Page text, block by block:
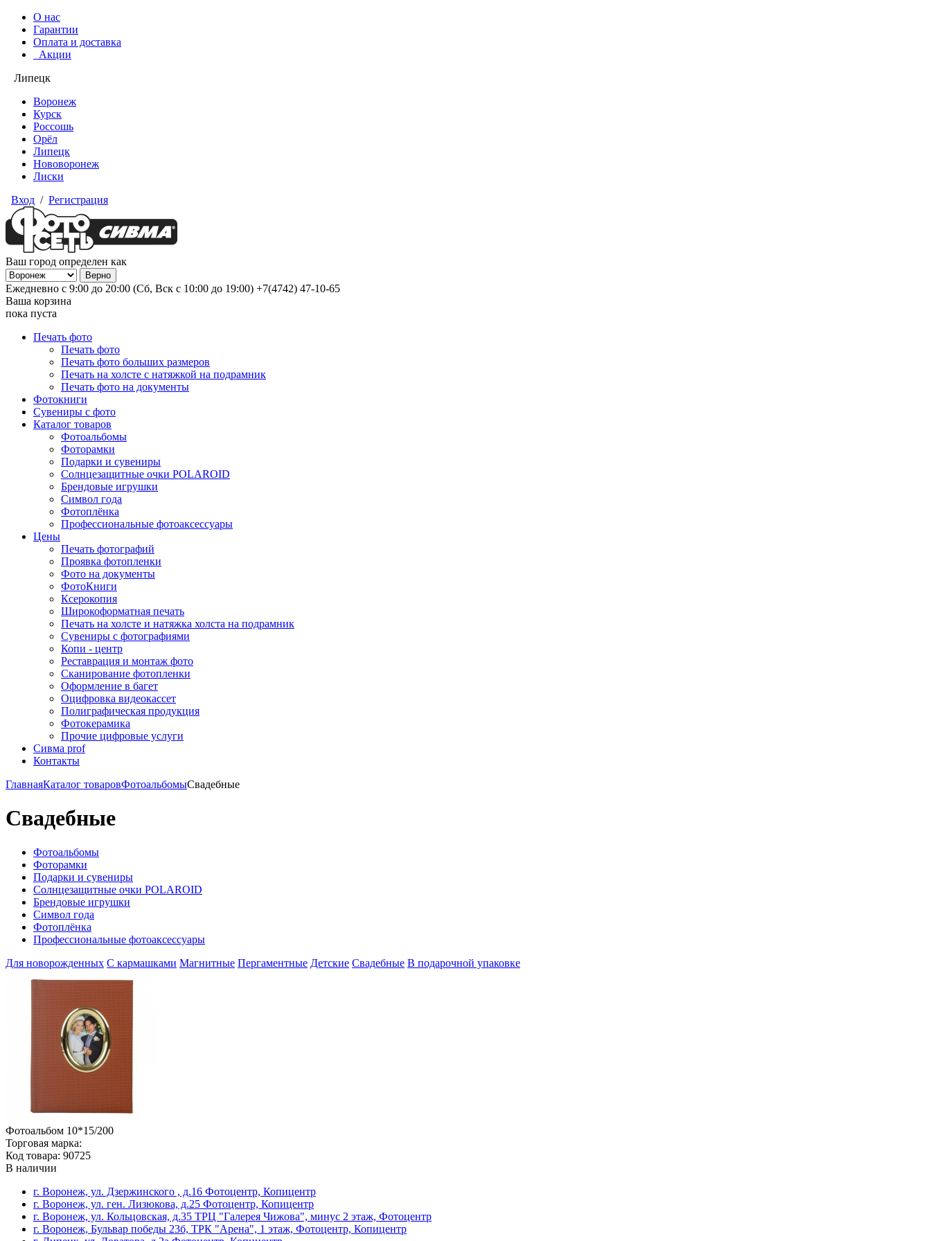
О нас
Гарантии
Оплата и доставка
Акции
Липецк
Воронеж
Курск
Россошь
Орёл
Липецк
Нововоронеж
Лиски
Вход / Регистрация
Ваш город определен как
Ежедневно с 9:00 до 20:00 (Сб, Вск с 10:00 до 19:00) +7(4742) 47-10-65
Ваша корзина
пока пуста
Печать фото
Печать фото
Печать фото больших размеров
Печать на холсте с натяжкой на подрамник
Печать фото на документы
Фотокниги
Сувениры с фото
Каталог товаров
Фотоальбомы
Фоторамки
Подарки и сувениры
Солнцезащитные очки POLAROID
Брендовые игрушки
Символ года
Фотоплёнка
Профессиональные фотоаксессуары
Цены
Печать фотографий
Проявка фотопленки
Фото на документы
ФотоКниги
Ксерокопия
Широкоформатная печать
Печать на холсте и натяжка холста на подрамник
Сувениры с фотографиями
Копи - центр
Реставрация и монтаж фото
Сканирование фотопленки
Оформление в багет
Оцифровка видеокассет
Полиграфическая продукция
Фотокерамика
Прочие цифровые услуги
Сивма prof
Контакты
ГлавнаяКаталог товаровФотоальбомыСвадебные
Свадебные
Фотоальбомы
Фоторамки
Подарки и сувениры
Солнцезащитные очки POLAROID
Брендовые игрушки
Символ года
Фотоплёнка
Профессиональные фотоаксессуары
Для новорожденных С кармашками Магнитные Пергаментные Детские Свадебные В подарочной упаковке
Фотоальбом 10*15/200
Торговая марка:
Код товара: 90725
В наличии
г. Воронеж, ул. Дзержинского , д.16 Фотоцентр, Копицентр
г. Воронеж, ул. ген. Лизюкова, д.25 Фотоцентр, Копицентр
г. Воронеж, ул. Кольцовская, д.35 ТРЦ "Галерея Чижова", минус 2 этаж, Фотоцентр
г. Воронеж, Бульвар победы 23б, ТРК "Арена", 1 этаж, Фотоцентр, Копицентр